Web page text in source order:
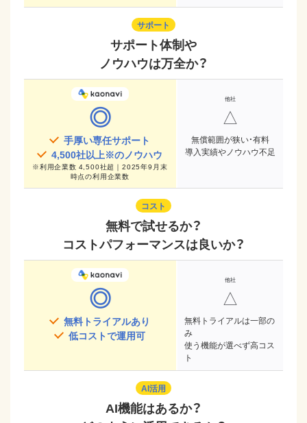
サポート
サポート体制や
ノウハウは万全か？
◎
手厚い専任サポート
4,500社以上※のノウハウ
※利用企業数 4,500社超｜2025年9月末
時点の利用企業数
△
無償範囲が狭い・有料
導入実績やノウハウ不足
コスト
無料で試せるか？
コストパフォーマンスは良いか？
◎
無料トライアルあり
低コストで運用可
△
無料トライアルは一部の
み
使う機能が選べず高コス
ト
AI活用
AI機能はあるか？